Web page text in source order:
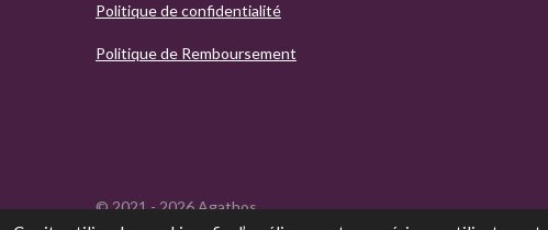
Politique de confidentialité
Politique de Remboursement
© 2021 - 2026 Agathos